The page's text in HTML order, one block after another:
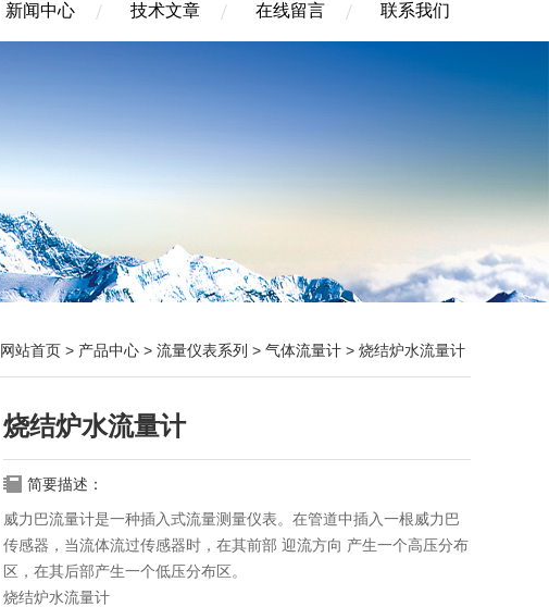
新闻中心 技术文章 在线留言 联系我们
网站首页 > 产品中心 > 流量仪表系列 > 气体流量计 > 烧结炉水流量计
烧结炉水流量计
简要描述：
威力巴流量计是一种插入式流量测量仪表。在管道中插入一根威力巴
传感器，当流体流过传感器时，在其前部 迎流方向 产生一个高压分布
区，在其后部产生一个低压分布区。
烧结炉水流量计